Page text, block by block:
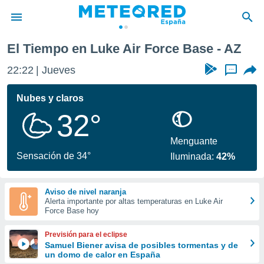
de
por
se
calidad.
a este
las
y
forma
digital
basada
El Tiempo en Luke Air Force Base - AZ
22:22 Jueves ...
Nubes y claros
32°
Sensación de 34°
Menguante
Iluminada:42%
Aviso de nivel naranja
Alerta importante por altas temperaturas en Luke Air
Force Base hoy
Previsión para el eclipse
Samuel Biener avisa de posibles tormentas y de
un domo de calor en España